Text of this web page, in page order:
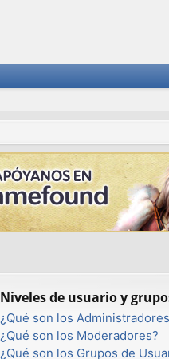
Niveles de usuario y
¿Qué son los
¿Qué son los Moderadores?
¿Qué son los Grupos de